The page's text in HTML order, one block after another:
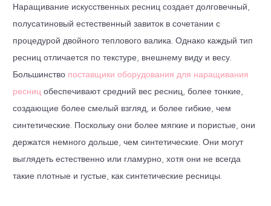
Наращивание искусственных ресниц создает долговечный,
полусатиновый естественный завиток в сочетании с
процедурой двойного теплового валика. Однако каждый тип
ресниц отличается по текстуре, внешнему виду и весу.
Большинство поставщики оборудования для наращивания
ресниц обеспечивают средний вес ресниц, более тонкие,
создающие более смелый взгляд, и более гибкие, чем
синтетические. Поскольку они более мягкие и пористые, они
держатся немного дольше, чем синтетические. Они могут
выглядеть естественно или гламурно, хотя они не всегда
такие плотные и густые, как синтетические ресницы.